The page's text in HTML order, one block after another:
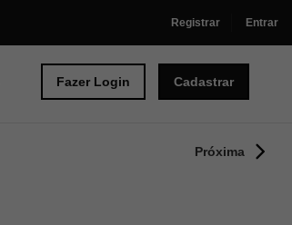
Registrar Entrar
Fazer Login Cadastrar
Próxima